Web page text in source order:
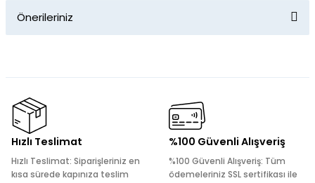
Önerileriniz
kullanarak tarafımıza iletebilirsiniz.
Görüş ve önerileriniz için teşekkür ederiz.
Ürün resmi kalitesiz, bozuk veya görüntülenemiyor.
Ürün bilgilerinde hatalar bulunuyor.
Hızlı Teslimat
Hızlı Teslimat: Siparişleriniz en
kısa sürede kapınıza teslim
%100 Güvenli Alışveriş
%100 Güvenli Alışveriş: Tüm
ödemeleriniz SSL sertifikası ile